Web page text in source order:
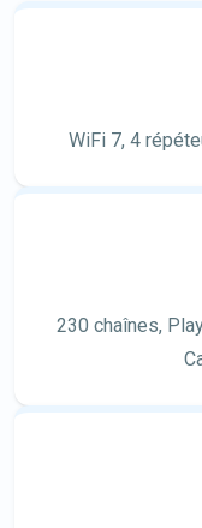
WiFi 7, 4
230 chaînes,